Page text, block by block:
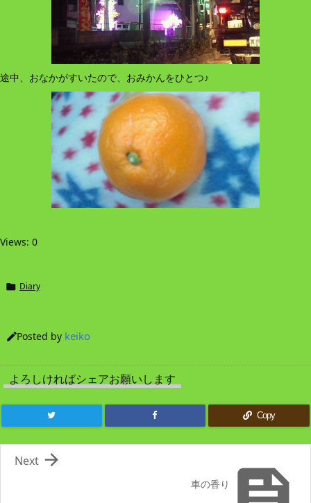
途中、おなかがすいたので、おみかんをひとつ♪
Views: 0
 Diary
Posted by keiko
よろしければシェアお願いします
Copy
車の香り

Next